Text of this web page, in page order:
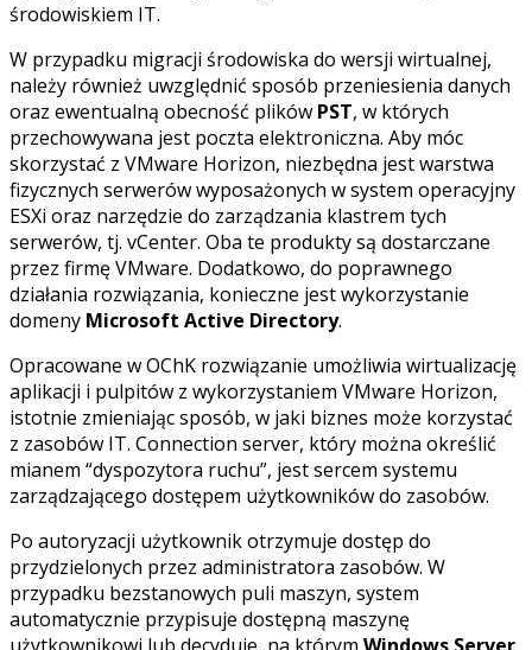
środowiskiem IT.
W przypadku migracji środowiska do wersji wirtualnej,
należy również uwzględnić sposób przeniesienia danych
oraz ewentualną obecność plików PST, w których
przechowywana jest poczta elektroniczna. Aby móc
skorzystać z VMware Horizon, niezbędna jest warstwa
fizycznych serwerów wyposażonych w system operacyjny
ESXi oraz narzędzie do zarządzania klastrem tych
serwerów, tj. vCenter. Oba te produkty są dostarczane
przez firmę VMware. Dodatkowo, do poprawnego
działania rozwiązania, konieczne jest wykorzystanie
domeny Microsoft Active Directory.
Opracowane w OChK rozwiązanie umożliwia wirtualizację
aplikacji i pulpitów z wykorzystaniem VMware Horizon,
istotnie zmieniając sposób, w jaki biznes może korzystać
z zasobów IT. Connection server, który można określić
mianem “dyspozytora ruchu”, jest sercem systemu
zarządzającego dostępem użytkowników do zasobów.
Po autoryzacji użytkownik otrzymuje dostęp do
przydzielonych przez administratora zasobów. W
przypadku bezstanowych puli maszyn, system
automatycznie przypisuje dostępną maszynę